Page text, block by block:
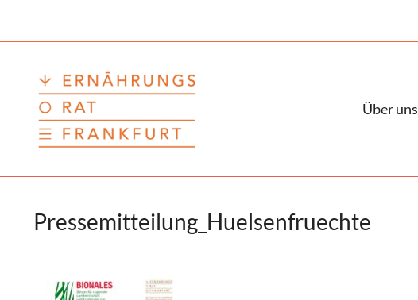
Über uns
Pressemitteilung_Huelsenfruechte